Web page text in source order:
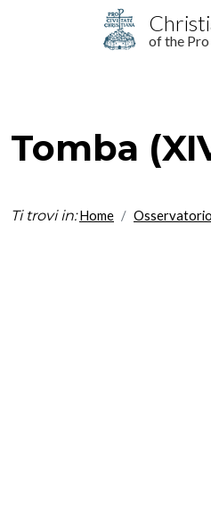
Skip to main content
of the
Tomba
Ti trovi in: Home